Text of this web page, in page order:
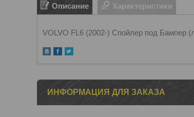
Описание Характеристики
VOLVO FL6 (2002-) Спойлер под Бампер
ИНФОРМАЦИЯ ДЛЯ ЗАКАЗА